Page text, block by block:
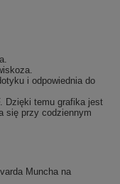
i odpowiednia do
Dzięki temu grafika jest
się przy codziennym
Muncha na